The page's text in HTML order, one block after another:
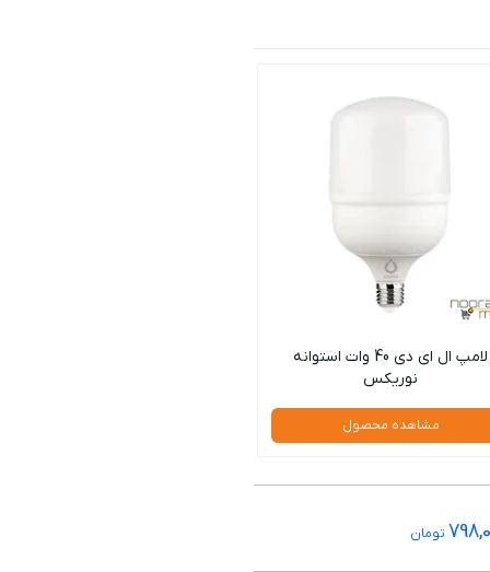
لامپ ال ای دی 40 وات استوانه
نوریکس
مشاهده محصول
تومان